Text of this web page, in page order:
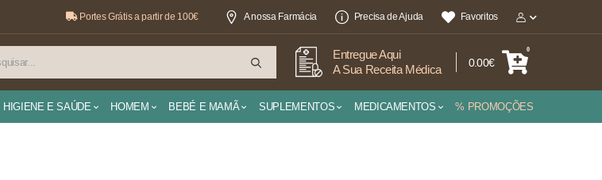
Portes Grátis a partir de 100€ A nossa Farmácia Precisa de Ajuda Favoritos
Entregue Aqui
A Sua Receita Médica
0.00€
0
HIGIENE E SAÚDE HOMEM BEBÉ E MAMÃ SUPLEMENTOS MEDICAMENTOS % PROMOÇÕES